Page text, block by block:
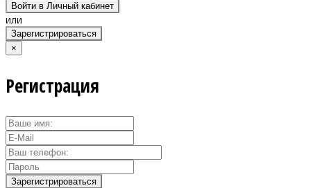
Войти в Личный кабинет
или
Зарегистрироваться
×
Регистрация
Зарегистрироваться